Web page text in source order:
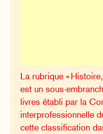
La rubrique «
est un sous-
livres établi par la
interprofessionnelle
cette classification